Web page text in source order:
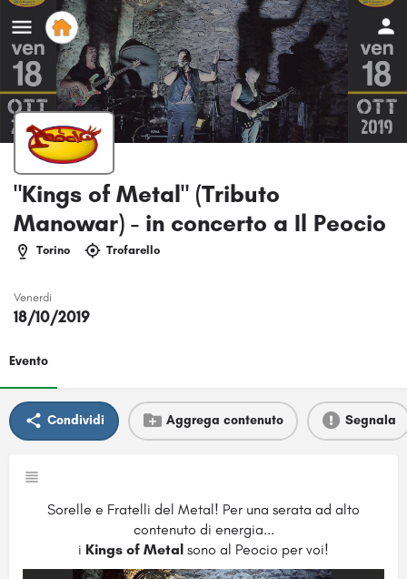
"Kings of Metal" (Tributo
Manowar) - in concerto a Il Peocio
Torino Trofarello
Venerdi
18/10/2019
Evento
Condividi Aggrega contenuto Segnala
Sorelle e Fratelli del Metal! Per una serata ad alto
contenuto di energia...
i Kings of Metal sono al Peocio per voi!